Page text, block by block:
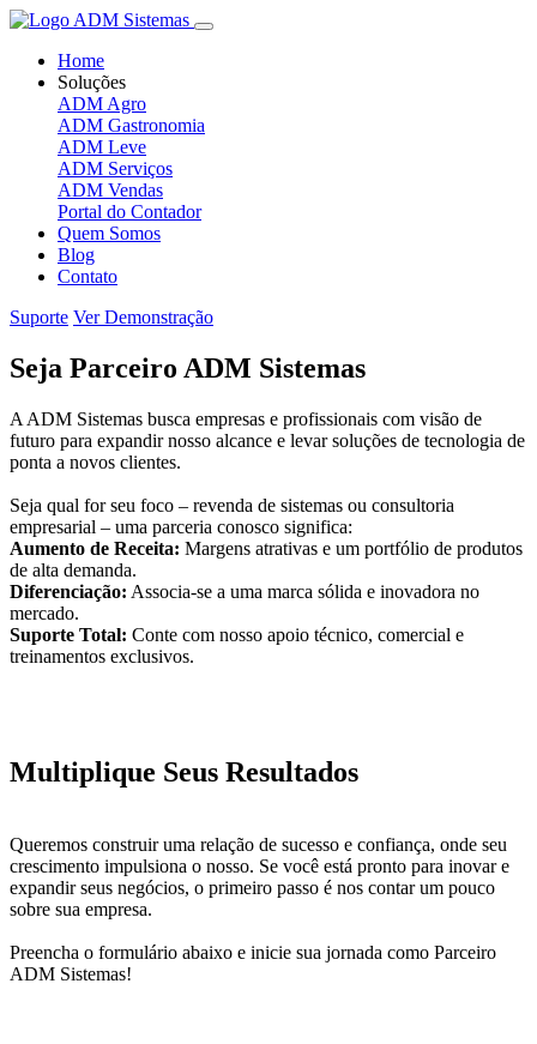
Home
Soluções
ADM Agro
ADM Gastronomia
ADM Leve
ADM Serviços
ADM Vendas
Portal do Contador
Quem Somos
Blog
Contato
Suporte Ver Demonstração
Seja Parceiro ADM Sistemas
A ADM Sistemas busca empresas e profissionais com visão de
futuro para expandir nosso alcance e levar soluções de tecnologia de
ponta a novos clientes.
Seja qual for seu foco – revenda de sistemas ou consultoria
empresarial – uma parceria conosco significa:
Aumento de Receita: Margens atrativas e um portfólio de produtos
de alta demanda.
Diferenciação: Associa-se a uma marca sólida e inovadora no
mercado.
Suporte Total: Conte com nosso apoio técnico, comercial e
treinamentos exclusivos.
Multiplique Seus Resultados
Queremos construir uma relação de sucesso e confiança, onde seu
crescimento impulsiona o nosso. Se você está pronto para inovar e
expandir seus negócios, o primeiro passo é nos contar um pouco
sobre sua empresa.
Preencha o formulário abaixo e inicie sua jornada como Parceiro
ADM Sistemas!